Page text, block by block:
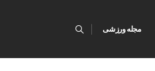
مجله ورزشی